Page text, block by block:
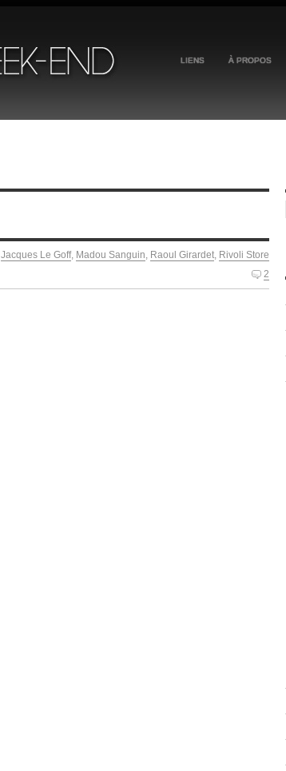
LIENS À PROPOS
Jacques Le Goff, Madou Sanguin, Raoul Girardet, Rivoli Store
2